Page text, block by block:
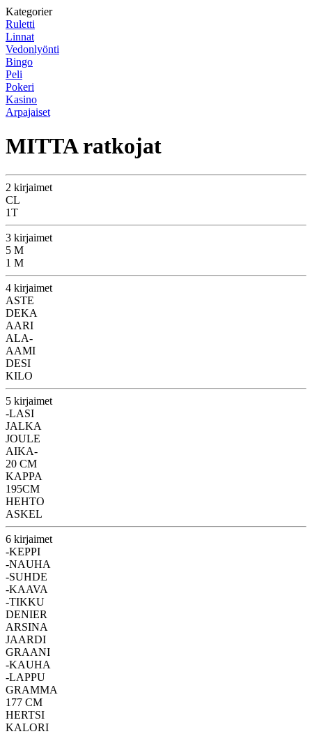
Kategorier
Ruletti
Linnat
Vedonlyönti
Bingo
Peli
Pokeri
Kasino
Arpajaiset
MITTA ratkojat
2 kirjaimet
CL
1T
3 kirjaimet
5 M
1 M
4 kirjaimet
ASTE
DEKA
AARI
ALA-
AAMI
DESI
KILO
5 kirjaimet
-LASI
JALKA
JOULE
AIKA-
20 CM
KAPPA
195CM
HEHTO
ASKEL
6 kirjaimet
-KEPPI
-NAUHA
-SUHDE
-KAAVA
-TIKKU
DENIER
ARSINA
JAARDI
GRAANI
-KAUHA
-LAPPU
GRAMMA
177 CM
HERTSI
KALORI